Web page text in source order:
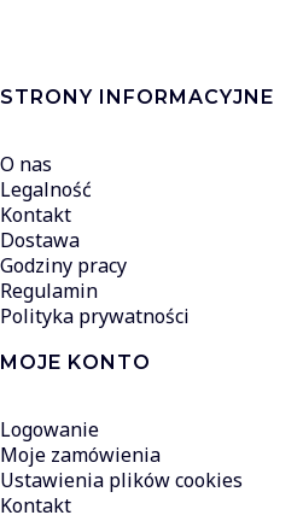
Linki w stopce
STRONY INFORMACYJNE
O nas
Legalność
Kontakt
Dostawa
Godziny pracy
Regulamin
Polityka prywatności
MOJE KONTO
Logowanie
Moje zamówienia
Ustawienia plików cookies
Kontakt